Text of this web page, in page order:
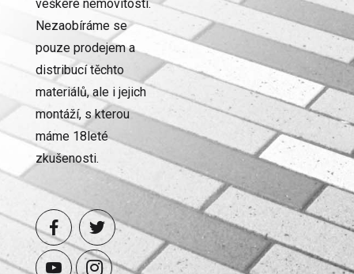
veškeré nemovitosti.
Nezaobíráme se
pouze prodejem a
distribucí těchto
materiálů, ale i jejich
montáží, s kterou
máme 18leté
zkušenosti.